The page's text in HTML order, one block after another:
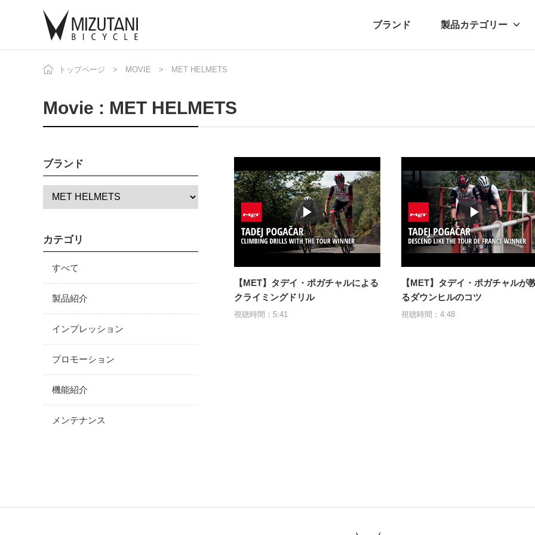
ブランド 製品カテゴリー
トップページ MOVIE MET HELMETS
Movie : MET HELMETS
【MET】タデイ・ポガチャルによる
クライミングドリル
視聴時間：5:41
【MET】タデイ・ポガチャルが
るダウンヒルのコツ
視聴時間：4:48
ブランド
カテゴリ
すべて
製品紹介
インプレッション
プロモーション
機能紹介
メンテナンス